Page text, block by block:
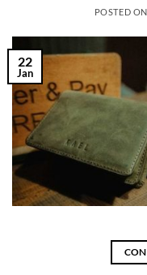
POSTED ON
22
Jan